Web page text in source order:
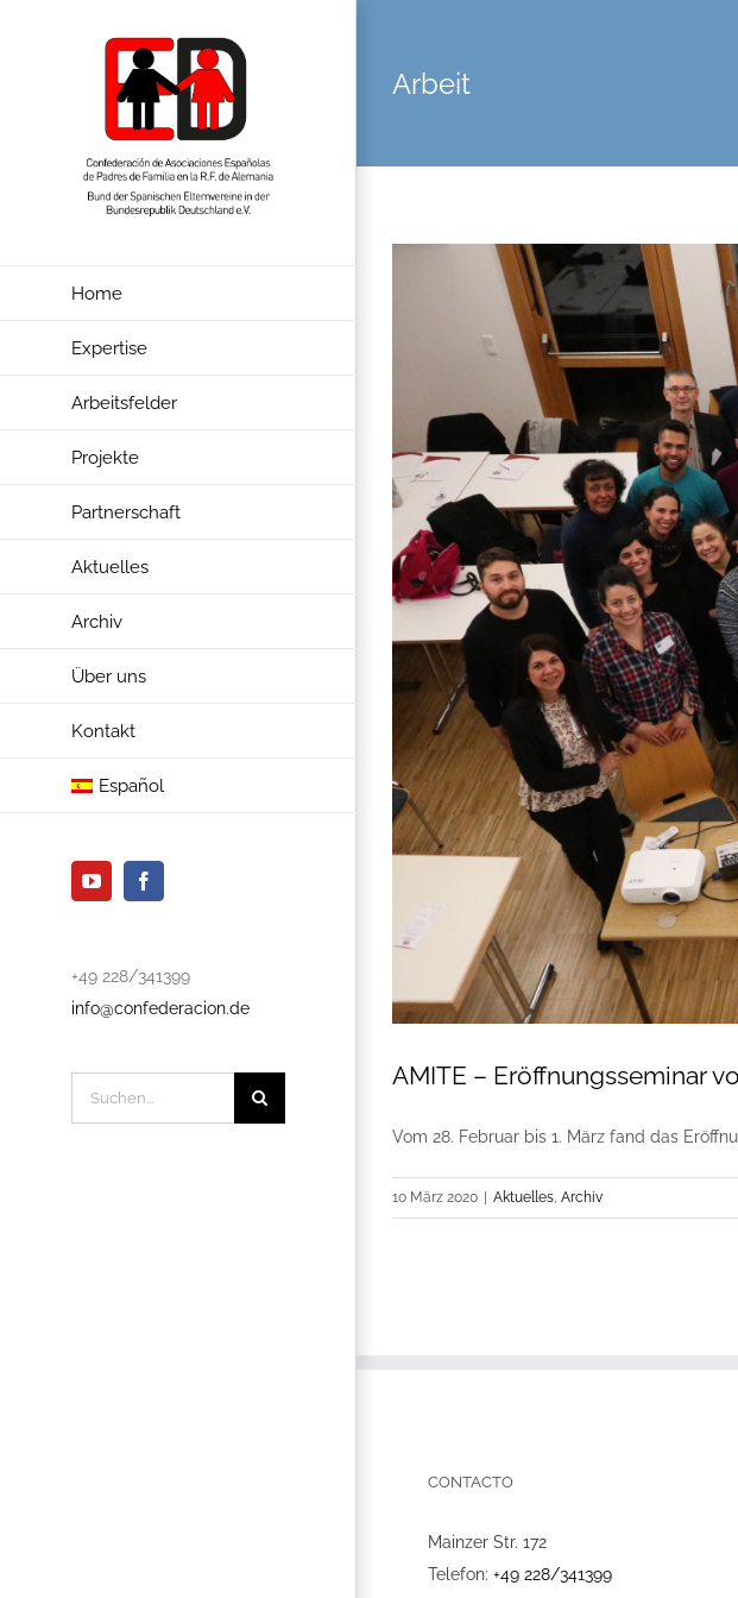
Home
Expertise
Arbeitsfelder
Projekte
Partnerschaft
Aktuelles
Archiv
Über uns
Kontakt
Español
YouTubeFacebook
+49 228/341399
info@confederacion.de
nach:
Arbeit
AMITE – Eröffnungsseminar
Vom 28. Februar bis 1. März fand das
10 März 2020 Aktuelles, Archiv
CONTACTO
Mainzer Str. 172
Telefon: +49 228/341399